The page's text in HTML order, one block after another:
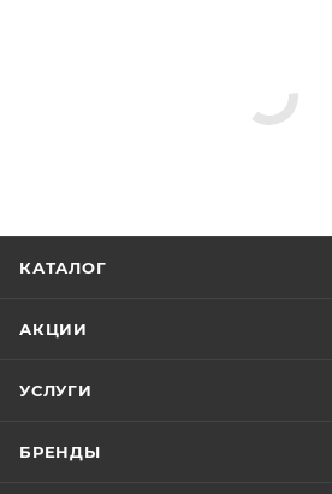
Крючки
Держатели для запасных рулонов
Панели для ванн
Реквизиты
Бренд